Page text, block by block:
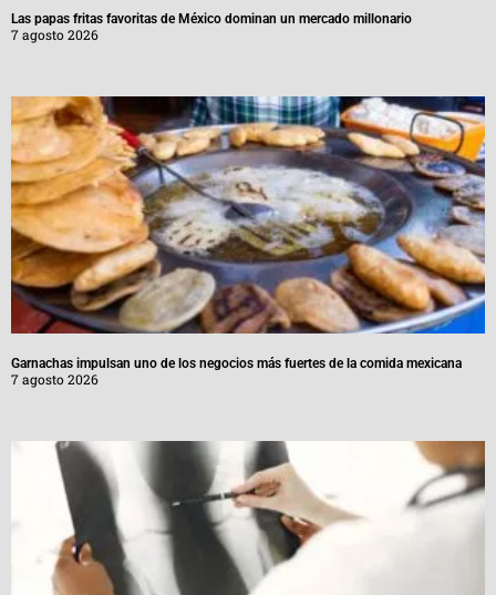
Las papas fritas favoritas de México dominan un mercado millonario
7 agosto 2026
Garnachas impulsan uno de los negocios más fuertes de la comida mexicana
7 agosto 2026